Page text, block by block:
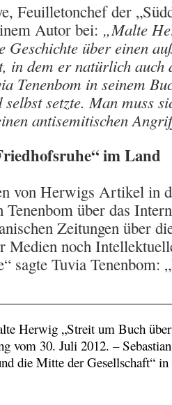
Feuilletonchef der
Autor bei: „Malte
Geschichte über einen
in dem er natürlich
Tenenbom in seinem
setzte. Man muss
antisemitischen
im Land
von Herwigs Artikel in
Tenenbom über das
Zeitungen über
Medien noch
sagte Tuvia Tenenbom:
Herwig „Streit um Buch
vom 30. Juli 2012. –
die Mitte der Gesellschaft“